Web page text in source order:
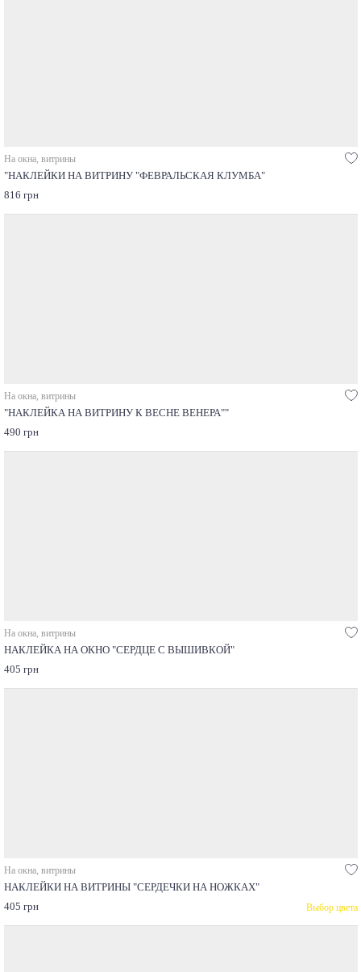
На окна, витрины
"НАКЛЕЙКИ НА ВИТРИНУ "ФЕВРАЛЬСКАЯ КЛУМБА"
816 грн
На окна, витрины
"НАКЛЕЙКА НА ВИТРИНУ К ВЕСНЕ ВЕНЕРА""
490 грн
На окна, витрины
НАКЛЕЙКА НА ОКНО "СЕРДЦЕ С ВЫШИВКОЙ"
405 грн
На окна, витрины
НАКЛЕЙКИ НА ВИТРИНЫ "СЕРДЕЧКИ НА НОЖКАХ"
405 грн
Выбор цвета